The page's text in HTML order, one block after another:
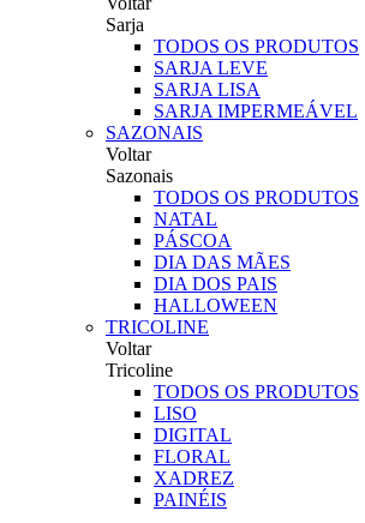
Sarja
TODOS OS PRODUTOS
SARJA LEVE
SARJA LISA
SARJA IMPERMEÁVEL
SAZONAIS
Voltar
Sazonais
TODOS OS PRODUTOS
NATAL
PÁSCOA
DIA DAS MÃES
DIA DOS PAIS
HALLOWEEN
TRICOLINE
Voltar
Tricoline
TODOS OS PRODUTOS
LISO
DIGITAL
FLORAL
XADREZ
PAINÉIS